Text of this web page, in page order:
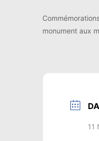
monument aux
11